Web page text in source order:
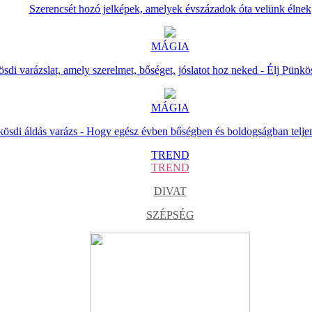
Szerencsét hozó jelképek, amelyek évszázadok óta velünk élnek
MÁGIA
varázslat, amely szerelmet, bőséget, jóslatot hoz neked - Élj
MÁGIA
áldás varázs - Hogy egész évben bőségben és boldogságban
TREND
TREND
DIVAT
SZÉPSÉG